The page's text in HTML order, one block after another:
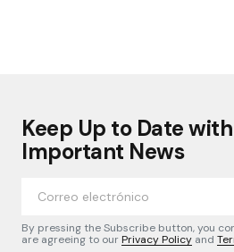
Keep Up to Date
Important News
By pressing the Subscribe button, you
are agreeing to ourPrivacy Policy and